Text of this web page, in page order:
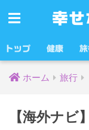
幸せ
トップ 健康
ホーム 旅行
【海外ナ